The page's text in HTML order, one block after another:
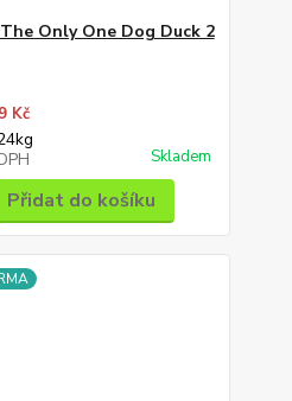
Only One Dog Duck 2
Kč
Skladem
Přidat do košíku